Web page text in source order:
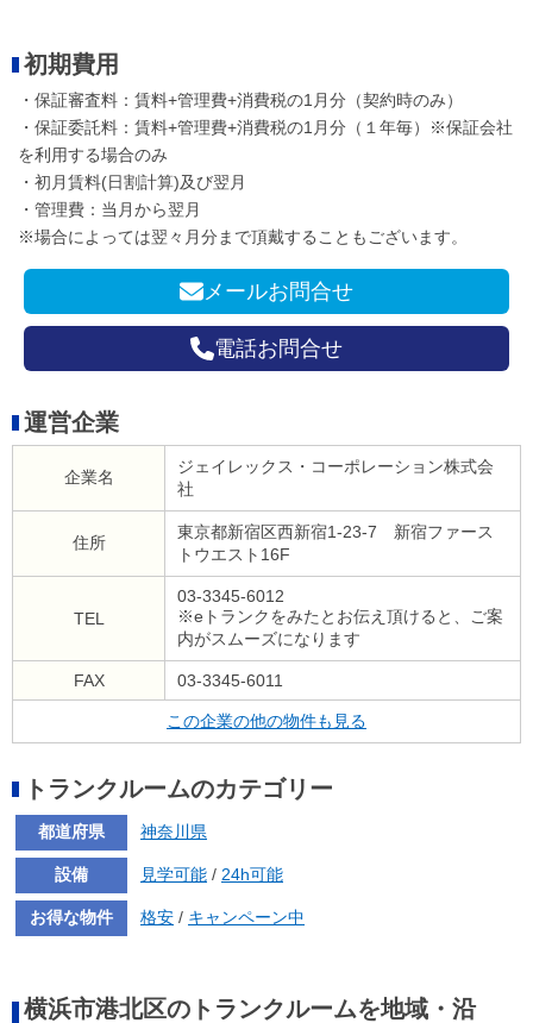
初期費用
・保証審査料：賃料+管理費+消費税の1月分（契約時のみ）
・保証委託料：賃料+管理費+消費税の1月分（１年毎）※保証会社
を利用する場合のみ
・初月賃料(日割計算)及び翌月
・管理費：当月から翌月
※場合によっては翌々月分まで頂戴することもございます。
メールお問合せ
電話お問合せ
運営企業
企業名
ジェイレックス・コーポレーション株式会
社
住所
東京都新宿区西新宿1-23-7 新宿ファース
トウエスト16F
TEL
03-3345-6012
※eトランクをみたとお伝え頂けると、ご案
内がスムーズになります
FAX 03-3345-6011
この企業の他の物件も見る
トランクルームのカテゴリー
都道府県 神奈川県
設備 見学可能 / 24h可能
お得な物件 格安 / キャンペーン中
横浜市港北区のトランクルームを地域・沿